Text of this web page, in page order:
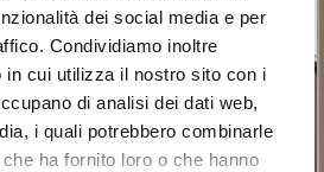
dei social media e per
Condividiamo inoltre
in cui utilizza il nostro sito con i
di analisi dei dati web,
i quali potrebbero combinarle
ha fornito loro o che hanno